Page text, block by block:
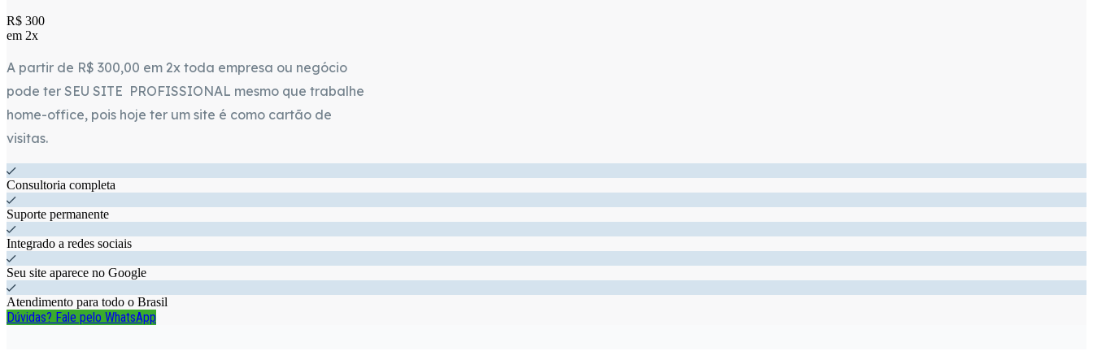
R$ 300
em 2x
A partir de R$ 300,00 em 2x toda empresa ou negócio
pode ter SEU SITE PROFISSIONAL mesmo que trabalhe
home-office, pois hoje ter um site é como cartão de
visitas.
Consultoria completa
Suporte permanente
Integrado a redes sociais
Seu site aparece no Google
Atendimento para todo o Brasil
Dúvidas? Fale pelo WhatsApp